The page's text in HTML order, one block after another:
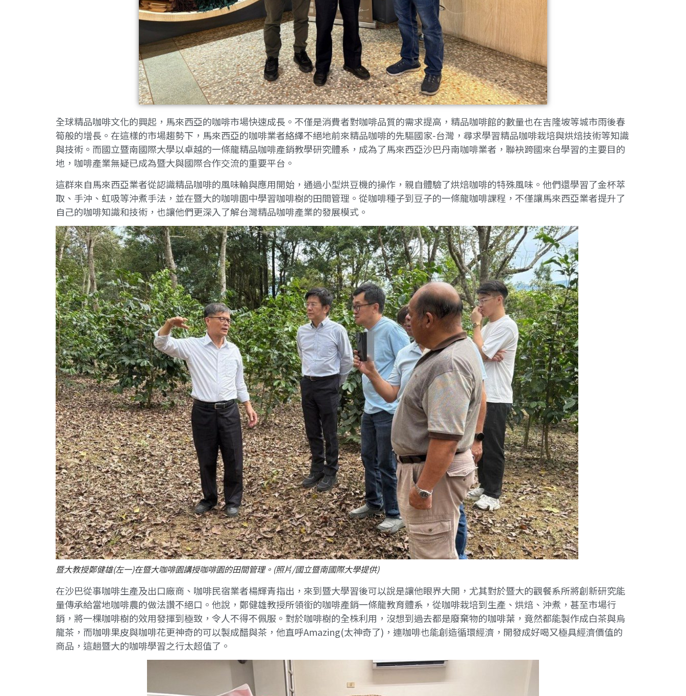
全球精品咖啡文化的興起，馬來西亞的咖啡市場快速成長。不僅是消費者對咖啡品質的需求提高，精品咖啡館的數量也在吉隆坡等城市雨後春
筍般的增長。在這樣的市場趨勢下，馬來西亞的咖啡業者絡繹不絕地前來精品咖啡的先驅國家-台灣，尋求學習精品咖啡栽培與烘焙技術等知識
與技術。而國立暨南國際大學以卓越的一條龍精品咖啡產銷教學研究體系，成為了馬來西亞沙巴丹南咖啡業者，聯袂跨國來台學習的主要目的
地，咖啡產業無疑已成為暨大與國際合作交流的重要平台。
這群來自馬來西亞業者從認識精品咖啡的風味輪與應用開始，通過小型烘豆機的操作，親自體驗了烘焙咖啡的特殊風味。他們還學習了金杯萃
取、手沖、虹吸等沖煮手法，並在暨大的咖啡園中學習咖啡樹的田間管理。從咖啡種子到豆子的一條龍咖啡課程，不僅讓馬來西亞業者提升了
自己的咖啡知識和技術，也讓他們更深入了解台灣精品咖啡產業的發展模式。
暨大教授鄭健雄(左一)在暨大咖啡園講授咖啡園的田間管理。(照片/國立暨南國際大學提供)
在沙巴從事咖啡生產及出口廠商、咖啡民宿業者楊輝青指出，來到暨大學習後可以說是讓他眼界大開，尤其對於暨大的觀餐系所將創新研究能
量傳承給當地咖啡農的做法讚不絕口。他說，鄭健雄教授所領銜的咖啡產銷一條龍教育體系，從咖啡栽培到生產、烘焙、沖煮，甚至市場行
銷，將一棵咖啡樹的效用發揮到極致，令人不得不佩服。對於咖啡樹的全株利用，沒想到過去都是廢棄物的咖啡葉，竟然都能製作成白茶與烏
龍茶，而咖啡果皮與咖啡花更神奇的可以製成醋與茶，他直呼Amazing(太神奇了)，連咖啡也能創造循環經濟，開發成好喝又極具經濟價值的
商品，這趟暨大的咖啡學習之行太超值了。